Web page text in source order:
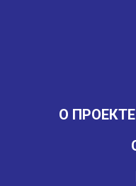
О ПРОЕКТЕ